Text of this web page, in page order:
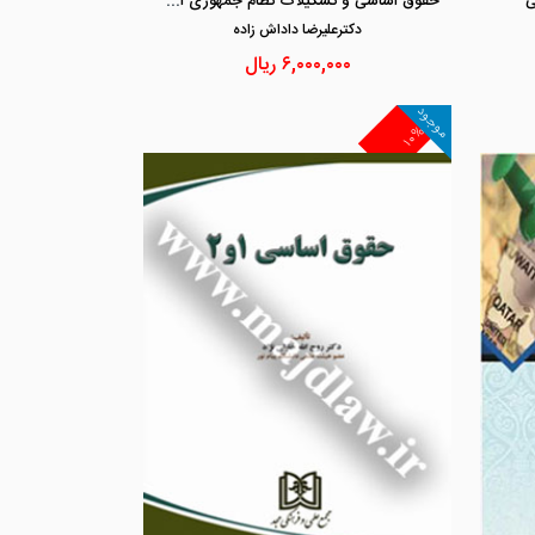
دكترعليرضا داداش زاده
۶,۰۰۰,۰۰۰ریال
۱۰%
موجود